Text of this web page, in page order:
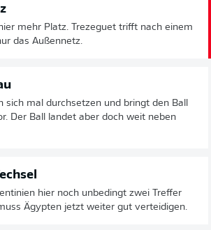
mehr Platz. Trezeguet trifft nach einem
das Außennetz.
sich mal durchsetzen und bringt den Ball
Der Ball landet aber doch weit neben
hier noch unbedingt zwei Treffer
Ägypten jetzt weiter gut verteidigen.